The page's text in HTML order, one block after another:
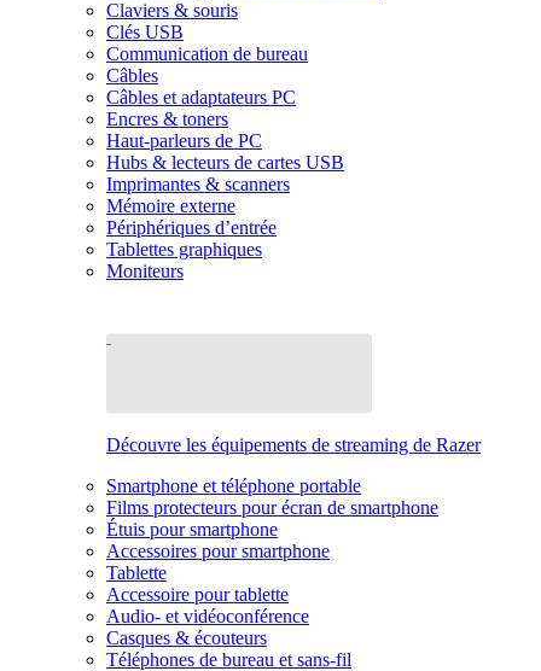
Claviers & souris
Clés USB
Communication de bureau
Câbles
Câbles et adaptateurs PC
Encres & toners
Haut-parleurs de PC
Hubs & lecteurs de cartes USB
Imprimantes & scanners
Mémoire externe
Périphériques d’entrée
Tablettes graphiques
Moniteurs
Découvre les équipements de streaming de Razer
Smartphone et téléphone portable
Films protecteurs pour écran de smartphone
Étuis pour smartphone
Accessoires pour smartphone
Tablette
Accessoire pour tablette
Audio- et vidéoconférence
Casques & écouteurs
Téléphones de bureau et sans-fil